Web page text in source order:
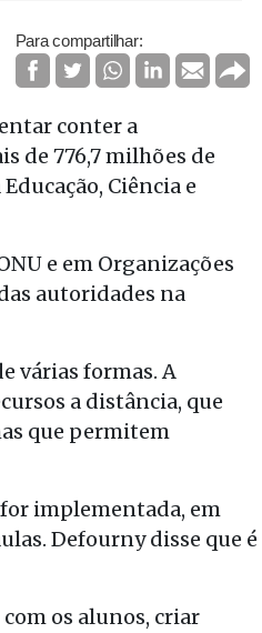
Para compartilhar:
conter a
de 776,7 milhões de
Ciência e
e em Organizações
autoridades na
várias formas. A
a distância, que
que permitem
for implementada, em
Defourny disse que é
os alunos, criar